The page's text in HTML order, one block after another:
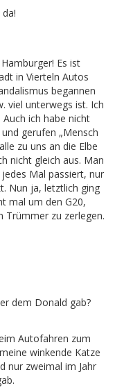
Es ist
in Vierteln Autos
begannen
viel unterwegs ist. Ich
ich habe nicht
gerufen „Mensch
zu uns an die Elbe
nicht gleich aus. Man
Mal passiert, nur
Nun ja, letztlich ging
mal um den G20,
Trümmer zu zerlegen.
dem Donald gab?
Autofahren zum
winkende Katze
nur zweimal im Jahr